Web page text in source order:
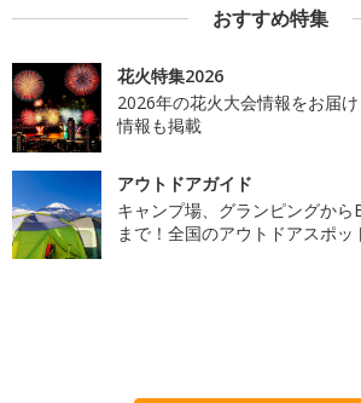
おすすめ特集
花火特集2026
2026年の花火大会情報をお届
情報も掲載
アウトドアガイド
キャンプ場、グランピングか
まで！全国のアウトドアスポッ